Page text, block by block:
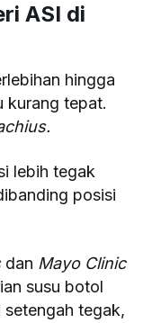
ASI di
hingga
kurang tepat.
lebih tegak
posisi
dan Mayo Clinic
susu botol
tegak,